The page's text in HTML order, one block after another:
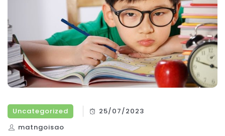
Uncategorized
25/07/2023
matngoisao